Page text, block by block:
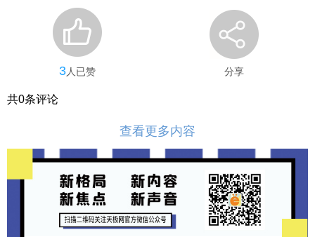
3人已赞 分享
共0条评论
查看更多内容